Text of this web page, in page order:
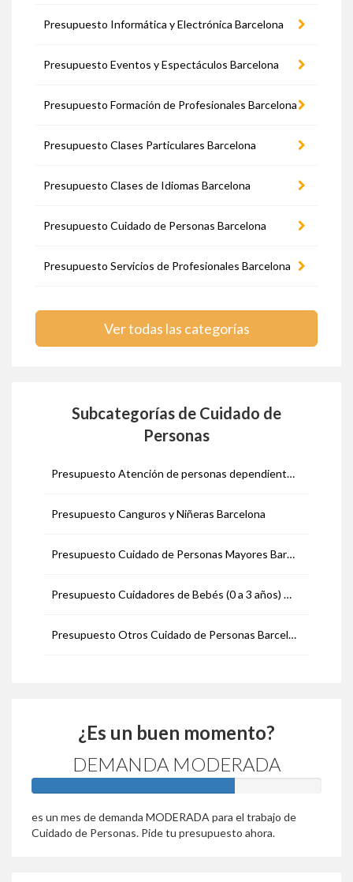
Presupuesto Informática y Electrónica Barcelona
Presupuesto Eventos y Espectáculos Barcelona
Presupuesto Formación de Profesionales Barcelona
Presupuesto Clases Particulares Barcelona
Presupuesto Clases de Idiomas Barcelona
Presupuesto Cuidado de Personas Barcelona
Presupuesto Servicios de Profesionales Barcelona
Ver todas las categorías
Subcategorías de Cuidado de
Personas
Presupuesto Atención de personas dependientes Barcelona
Presupuesto Canguros y Niñeras Barcelona
Presupuesto Cuidado de Personas Mayores Barcelona
Presupuesto Cuidadores de Bebés (0 a 3 años) Barcelona
Presupuesto Otros Cuidado de Personas Barcelona
¿Es un buen momento?
DEMANDA MODERADA
es un mes de demanda MODERADA para el trabajo de
Cuidado de Personas. Pide tu presupuesto ahora.